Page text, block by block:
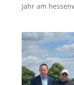
Jahr am